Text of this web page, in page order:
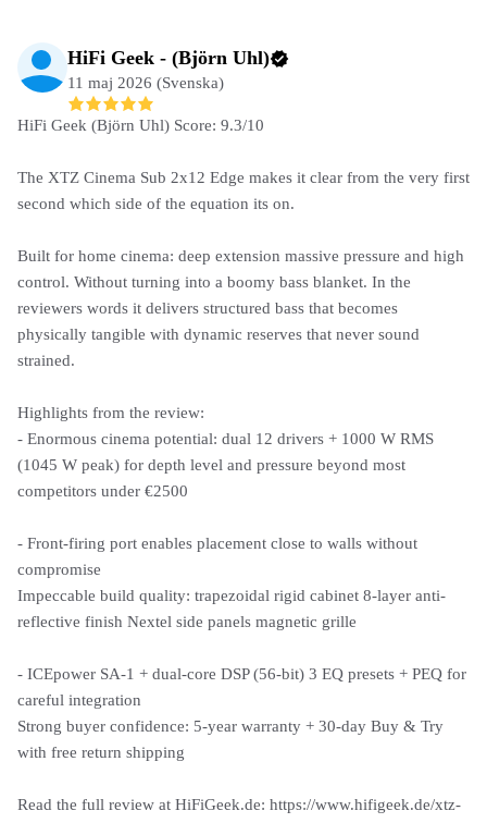
HiFi Geek - (Björn Uhl)
11 maj 2026 (Svenska)
HiFi Geek (Björn Uhl) Score: 9.3/10
The XTZ Cinema Sub 2x12 Edge makes it clear from the very first
second which side of the equation its on.
Built for home cinema: deep extension massive pressure and high
control. Without turning into a boomy bass blanket. In the
reviewers words it delivers structured bass that becomes
physically tangible with dynamic reserves that never sound
strained.
Highlights from the review:
- Enormous cinema potential: dual 12 drivers + 1000 W RMS
(1045 W peak) for depth level and pressure beyond most
competitors under €2500
- Front-firing port enables placement close to walls without
compromise
Impeccable build quality: trapezoidal rigid cabinet 8-layer anti-
reflective finish Nextel side panels magnetic grille
- ICEpower SA-1 + dual-core DSP (56-bit) 3 EQ presets + PEQ for
careful integration
Strong buyer confidence: 5-year warranty + 30-day Buy & Try
with free return shipping
Read the full review at HiFiGeek.de: https://www.hifigeek.de/xtz-